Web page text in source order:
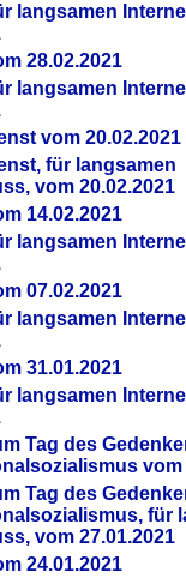
langsamen
28.02.2021
langsamen
vom 20.02.2021
für langsamen
vom 20.02.2021
14.02.2021
langsamen
07.02.2021
langsamen
31.01.2021
langsamen
Tag des
vom
Tag des
für
vom 27.01.2021
24.01.2021